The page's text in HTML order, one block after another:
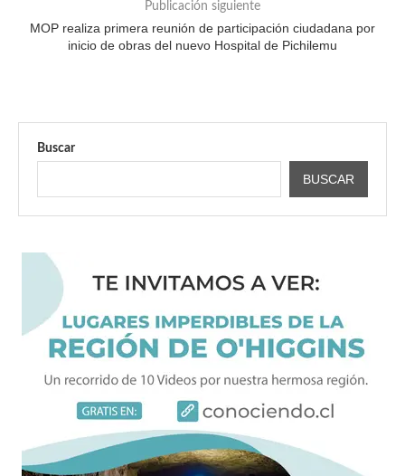
Publicación siguiente
MOP realiza primera reunión de participación ciudadana por
inicio de obras del nuevo Hospital de Pichilemu
Buscar
BUSCAR